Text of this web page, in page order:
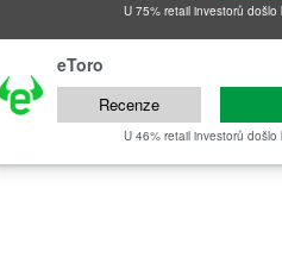
U 75% retail investorů došlo
eToro
Recenze
U 46% retail investorů došlo